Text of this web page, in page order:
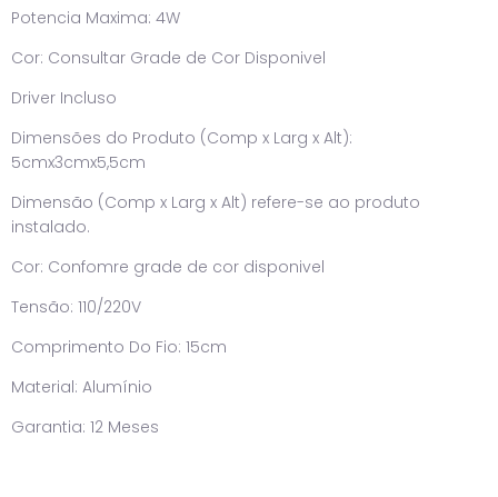
Potencia Maxima: 4W
Cor: Consultar Grade de Cor Disponivel
Driver Incluso
Dimensões do Produto (Comp x Larg x Alt):
5cmx3cmx5,5cm
Dimensão (Comp x Larg x Alt) refere-se ao produto
instalado.
Cor: Confomre grade de cor disponivel
Tensão: 110/220V
Comprimento Do Fio: 15cm
Material: Alumínio
Garantia: 12 Meses